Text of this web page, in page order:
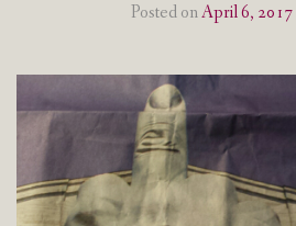
Posted onApril 6, 2017